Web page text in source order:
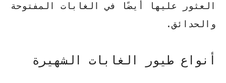
العثور عليها أيضًا في الغابات المفتوحة
والحدائق.
أنواع طيور الغابات الشهيرة